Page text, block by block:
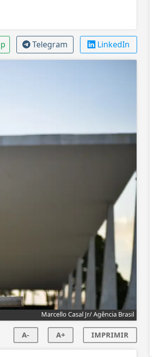
Telegram LinkedIn
Marcello Casal Jr/ Agência Brasil
A- A+ IMPRIMIR